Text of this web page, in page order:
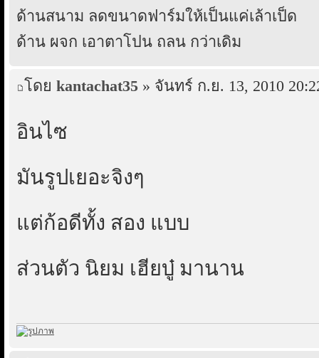
ด้านสนาม ลดขนาดฟาร์มให้เป็นแค่เล้าเป็ด
ด้าน ผจก เอาตาโปน ถลน กว่าเดิม
โดย kantachat35 » จันทร์ ก.ย. 13, 2010
อินไซ
มันรูปเยอะจิงๆ
แต่ก้อดีทั้ง สอง แบบ
ส่วนตัว นิยม เฮียบู๋ มานาน